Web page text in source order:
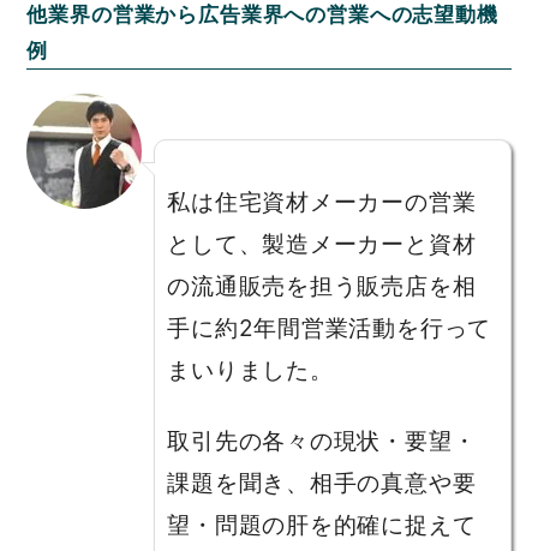
他業界の営業から広告業界への営業への志望動機
例
私は住宅資材メーカーの営業
として、製造メーカーと資材
の流通販売を担う販売店を相
手に約2年間営業活動を行って
まいりました。
取引先の各々の現状・要望・
課題を聞き、相手の真意や要
望・問題の肝を的確に捉えて